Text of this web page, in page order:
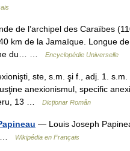
de l’archipel des Caraïbes
km de la Jamaïque. Longue
du… …
Encyclopédie Universelle
ste, s.m. şi f., adj. 1.
anexionismul, specific
13 …
Dicționar Român
— Louis Joseph
…
Wikipédia en Français